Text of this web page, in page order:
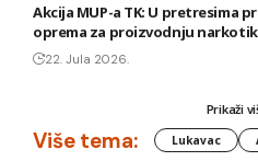
Akcija MUP-a TK: U pretresima
oprema za proizvodnju
22. Jula 2026.
Prikaži
Više tema: Lukavac